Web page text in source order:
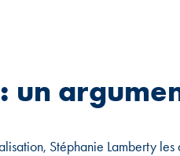
un
Stéphanie Lamberty